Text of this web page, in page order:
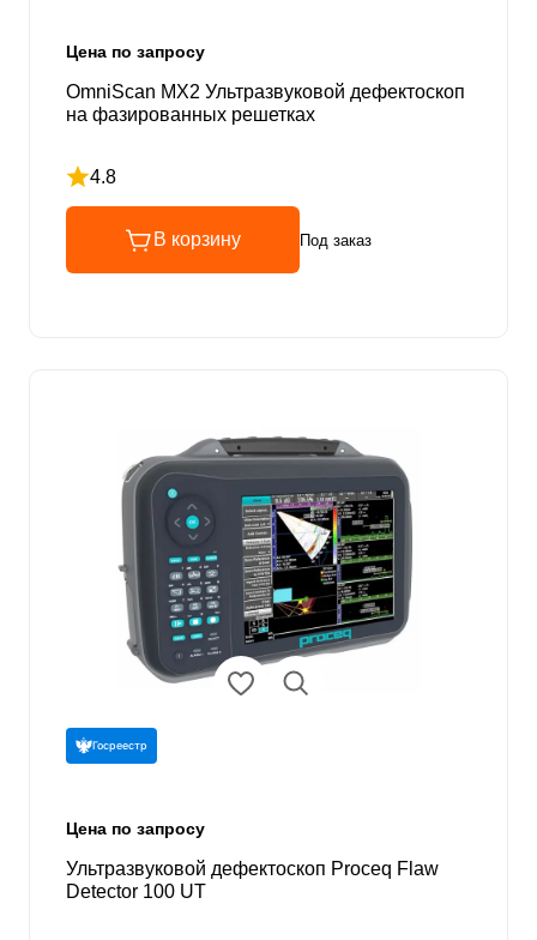
Цена по запросу
OmniScan MX2 Ультразвуковой дефектоскоп
на фазированных решетках
4.8
Рейтинг 4.8 из 5
В корзину Под заказ
Госреестр
Цена по запросу
Ультразвуковой дефектоскоп Proceq Flaw
Detector 100 UT